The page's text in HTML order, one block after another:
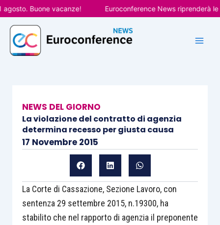
Vai
al
contenuto
Buone vacanze! Euroconference News riprenderà le
NEWS DEL GIORNO
La violazione del contratto di agenzia
determina recesso per giusta causa
17 Novembre 2015
La Corte di Cassazione, Sezione Lavoro, con
sentenza 29 settembre 2015, n.19300, ha
stabilito che nel rapporto di agenzia il preponente